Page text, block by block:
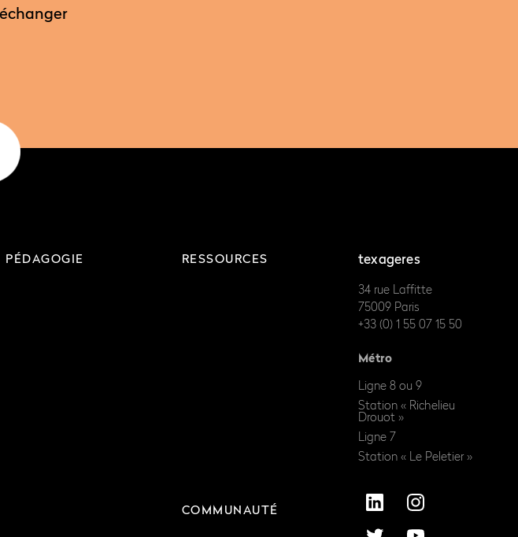
PÉDAGOGIE RESSOURCES
COMMUNAUTÉ
texageres
34 rue Laffitte
75009 Paris
+33 (0) 1 55 07 15 50
Métro
Ligne 8 ou 9
Station « Richelieu
Drouot »
Ligne 7
Station « Le Peletier »